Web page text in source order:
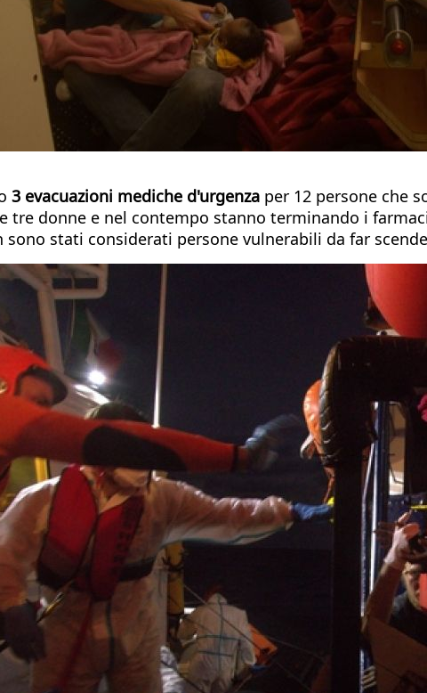
3 evacuazioni mediche d'urgenza per 12 persone che
tre donne e nel contempo stanno terminando i
stati considerati persone vulnerabili da far